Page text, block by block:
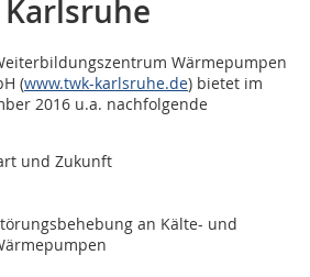
Wärmepumpen
(www.twk-karlsruhe.de) bietet im
2016 u.a. nachfolgende
und Zukunft
an Kälte- und